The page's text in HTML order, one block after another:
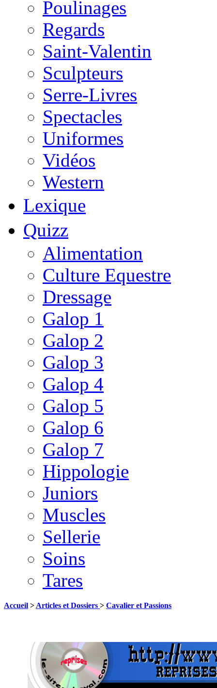
Poulinages
Regards
Saint-Valentin
Sculpteurs
Serre-Livres
Spectacles
Uniformes
Vidéos
Western
Lexique
Quizz
Alimentation
Culture Equestre
Dressage
Galop 1
Galop 2
Galop 3
Galop 4
Galop 5
Galop 6
Galop 7
Hippologie
Juniors
Muscles
Sellerie
Soins
Tares
Accueil > Articles et Dossiers > Cavalier et Passions